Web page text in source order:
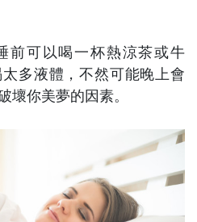
前可以喝一杯熱涼茶或牛
多液體，不然可能晚上會
壞你美夢的因素。